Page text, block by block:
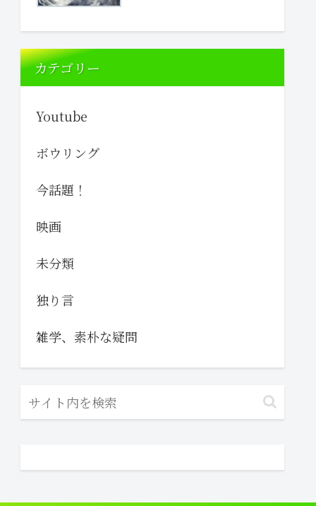
カテゴリー
Youtube
ボウリング
今話題！
映画
未分類
独り言
雑学、素朴な疑問